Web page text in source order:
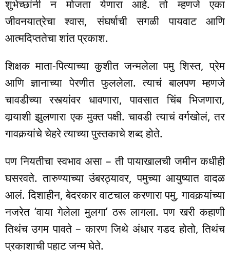
शुभेच्छांनी न मोजता येणारा आहे. तो म्हणजे एका
जीवनयात्रेचा श्वास, संघर्षाची सगळी पायवाट आणि
आत्मदिप्ततेचा शांत प्रकाश.
शिक्षक माता-पित्याच्या कुशीत जन्मलेला पमु शिस्त, प्रेम
आणि ज्ञानाच्या पेरणीत फुललेला. त्याचं बालपण म्हणजे
चावडीच्या रस्त्यांवर धावणारा, पावसात चिंब भिजणारा,
वार्‍याशी झुलणारा एक मुक्त पक्षी. चावडी त्याचं वर्गखोलं, तर
गावकर्‍यांचे चेहरे त्याच्या पुस्तकाचे शब्द होते.
पण नियतीचा स्वभाव असा – ती पायाखालची जमीन कधीही
घसरवते. तारुण्याच्या उंबरठ्यावर, पमुच्या आयुष्यात वादळ
आलं. दिशाहीन, बेदरकार वाटचाल करणारा पमु, गावकर्‍यांच्या
नजरेत ‘वाया गेलेला मुलगा’ ठरू लागला. पण खरी कहाणी
तिथंच उगम पावते – कारण जिथे अंधार गडद होतो, तिथंच
प्रकाशाची पहाट जन्म घेते.